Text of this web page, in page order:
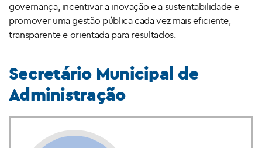
governança, incentivar a inovação e a sustentabilidade e
promover uma gestão pública cada vez mais eficiente,
transparente e orientada para resultados.
Secretário Municipal de
Administração